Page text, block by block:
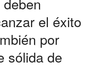
el éxito
por
sólida de